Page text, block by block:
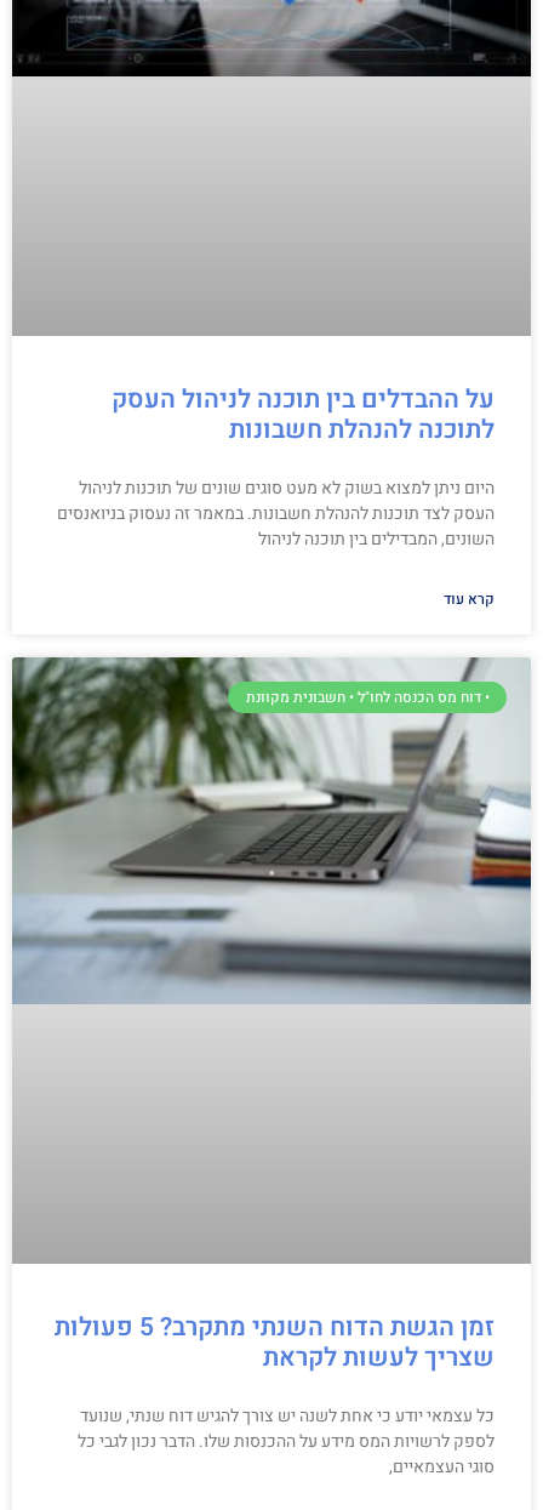
על ההבדלים בין תוכנה לניהול העסק
לתוכנה להנהלת חשבונות
היום ניתן למצוא בשוק לא מעט סוגים שונים של תוכנות לניהול
העסק לצד תוכנות להנהלת חשבונות. במאמר זה נעסוק בניואנסים
השונים, המבדילים בין תוכנה לניהול
קרא עוד
• דוח מס הכנסה לחו"ל • חשבונית מקוונת
זמן הגשת הדוח השנתי מתקרב? 5 פעולות
שצריך לעשות לקראת
כל עצמאי יודע כי אחת לשנה יש צורך להגיש דוח שנתי, שנועד
לספק לרשויות המס מידע על ההכנסות שלו. הדבר נכון לגבי כל
סוגי העצמאיים,